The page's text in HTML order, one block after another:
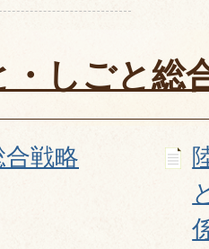
・しごと総
戦略